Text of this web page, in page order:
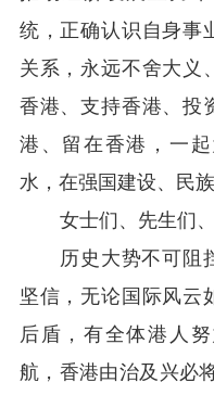
统，正确认识自身事
关系，永远不舍大义
香港、支持香港、投
港、留在香港，一
水，在强国建设、民
女士们、先生们
历史大势不可阻
坚信，无论国际风云
后盾，有全体港人
航，香港由治及兴必